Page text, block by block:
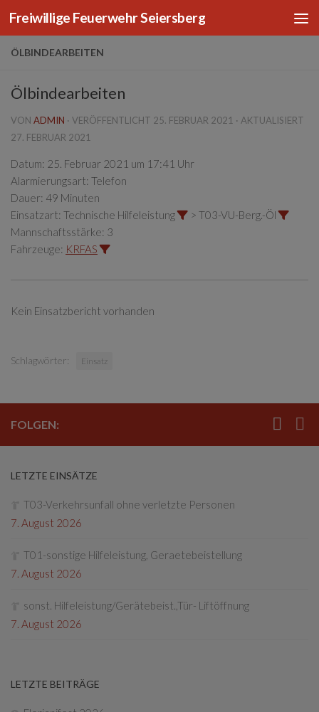
Zum Inhalt springen
Freiwillige Feuerwehr Seiersberg
ÖLBINDEARBEITEN
Ölbindearbeiten
VON ADMIN · VERÖFFENTLICHT 25. FEBRUAR 2021 · AKTUALISIERT
27. FEBRUAR 2021
Datum: 25. Februar 2021 um 17:41 Uhr
Alarmierungsart: Telefon
Dauer: 49 Minuten
Einsatzart: Technische Hilfeleistung
> T03-VU-Berg.-Öl
Mannschaftsstärke: 3
Fahrzeuge: KRFAS
Kein Einsatzbericht vorhanden
Schlagwörter: Einsatz
FOLGEN:
LETZTE EINSÄTZE
T03-Verkehrsunfall ohne verletzte Personen
7. August 2026
T01-sonstige Hilfeleistung, Geraetebeistellung
7. August 2026
sonst. Hilfeleistung/Gerätebeist.,Tür- Liftöffnung
7. August 2026
LETZTE BEITRÄGE